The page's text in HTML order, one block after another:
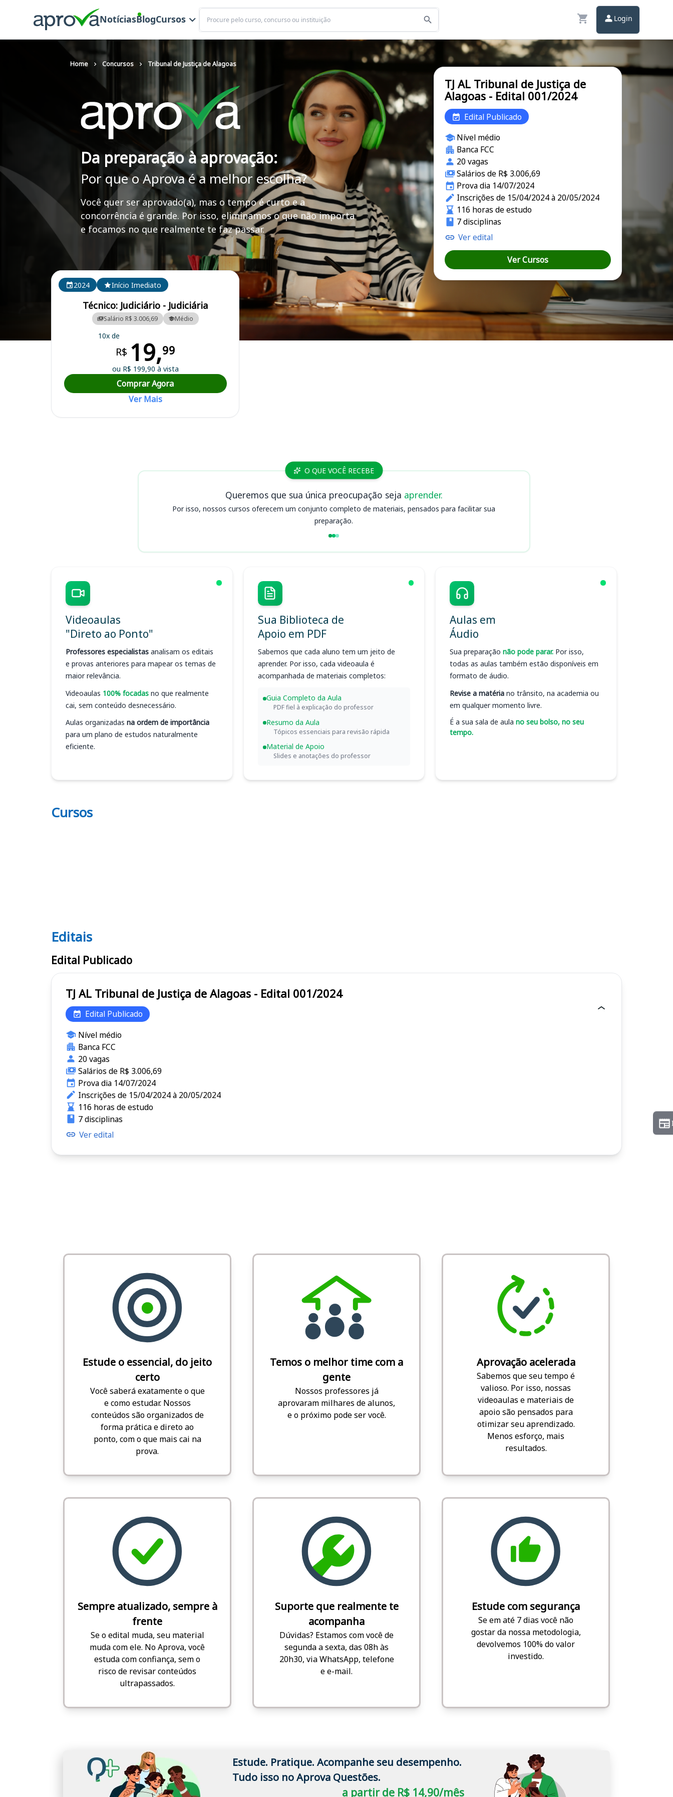
NotíciasBlogCursos
Buscar
Login
Home Concursos Tribunal de Justiça de Alagoas
Da preparação à aprovação:
Por que o Aprova é a melhor escolha?
Você quer ser aprovado(a), mas o tempo é curto e a
concorrência é grande. Por isso, eliminamos o que não importa
e focamos no que realmente te faz passar.
Curso Preparatório para o Concurso TJ AL - Tribunal de Justiça de Alagoas
Cursos em destaque para passar no concurso TJ AL
2024
Início Imediato
Técnico: Judiciário - Judiciária
Salário R$ 3.006,69 Médio
10x de
R$ 19,99
ou R$ 199,90 à vista
Comprar Agora
Ver Mais
TJ AL Tribunal de Justiça de
Alagoas - Edital 001/2024
Edital Publicado
Nível médio
Banca FCC
20 vagas
Salários de R$ 3.006,69
Prova dia 14/07/2024
Inscrições de 15/04/2024 à 20/05/2024
116 horas de estudo
7 disciplinas
Ver edital
Ver Cursos
O QUE VOCÊ RECEBE
Queremos que sua única preocupação seja aprender.
Por isso, nossos cursos oferecem um conjunto completo de materiais, pensados para facilitar sua
preparação.
Videoaulas
"Direto ao Ponto"
Professores especialistas analisam os editais
e provas anteriores para mapear os temas de
maior relevância.
Videoaulas 100% focadas no que realmente
cai, sem conteúdo desnecessário.
Aulas organizadas na ordem de importância
para um plano de estudos naturalmente
eficiente.
Sua Biblioteca de
Apoio em PDF
Sabemos que cada aluno tem um jeito de
aprender. Por isso, cada videoaula é
acompanhada de materiais completos:
Guia Completo da Aula
PDF fiel à explicação do professor
Resumo da Aula
Tópicos essenciais para revisão rápida
Material de Apoio
Slides e anotações do professor
Aulas em
Áudio
Sua preparação não pode parar. Por isso,
todas as aulas também estão disponíveis em
formato de áudio.
Revise a matéria no trânsito, na academia ou
em qualquer momento livre.
É a sua sala de aula no seu bolso, no seu
tempo.
Cursos
Editais TJ AL
Editais
Edital Publicado
TJ AL Tribunal de Justiça de Alagoas - Edital 001/2024
Edital Publicado
Nível médio
Banca FCC
20 vagas
Salários de R$ 3.006,69
Prova dia 14/07/2024
Inscrições de 15/04/2024 à 20/05/2024
116 horas de estudo
7 disciplinas
Ver edital
Estude o essencial, do jeito
certo
Você saberá exatamente o que
e como estudar. Nossos
conteúdos são organizados de
forma prática e direto ao
ponto, com o que mais cai na
prova.
Temos o melhor time com a
gente
Nossos professores já
aprovaram milhares de alunos,
e o próximo pode ser você.
Aprovação acelerada
Sabemos que seu tempo é
valioso. Por isso, nossas
videoaulas e materiais de
apoio são pensados para
otimizar seu aprendizado.
Menos esforço, mais
resultados.
Sempre atualizado, sempre à
frente
Se o edital muda, seu material
muda com ele. No Aprova, você
estuda com confiança, sem o
risco de revisar conteúdos
ultrapassados.
Suporte que realmente te
acompanha
Dúvidas? Estamos com você de
segunda a sexta, das 08h às
20h30, via WhatsApp, telefone
e e-mail.
Estude com segurança
Se em até 7 dias você não
gostar da nossa metodologia,
devolvemos 100% do valor
investido.
Estude. Pratique. Acompanhe seu desempenho.
Tudo isso no Aprova Questões.
a partir de R$ 14,90/mês